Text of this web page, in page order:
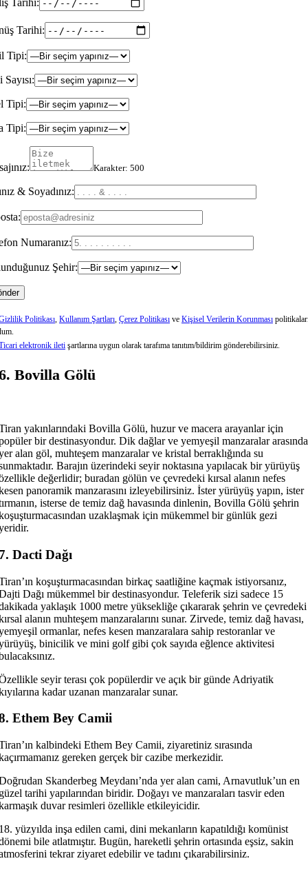
Tarihi:
Tipi:
Tipi:
Tipi:
Karakter: 500
& Soyadınız:
Numaranız:
Şehir:
Politikası, Kullanım Şartları, Çerez Politikası ve Kişisel Verilerin Korunması
elektronik ileti şartlarına uygun olarak tarafıma tanıtım/bildirim gönderebilirsiniz.
Bovilla Gölü
yakınlarındaki Bovilla Gölü, huzur ve macera arayanlar için
bir destinasyondur. Dik dağlar ve yemyeşil manzaralar arasında
alan göl, muhteşem manzaralar ve kristal berraklığında su
Barajın üzerindeki seyir noktasına yapılacak bir yürüyüş
değerlidir; buradan gölün ve çevredeki kırsal alanın nefes
panoramik manzarasını izleyebilirsiniz. İster yürüyüş yapın, ister
isterse de temiz dağ havasında dinlenin, Bovilla Gölü şehrin
uzaklaşmak için mükemmel bir günlük gezi
Dacti Dağı
koşuşturmacasından birkaç saatliğine kaçmak istiyorsanız,
Dağı mükemmel bir destinasyondur. Teleferik sizi sadece 15
yaklaşık 1000 metre yüksekliğe çıkararak şehrin ve çevredeki
alanın muhteşem manzaralarını sunar. Zirvede, temiz dağ havası,
ormanlar, nefes kesen manzaralara sahip restoranlar ve
binicilik ve mini golf gibi çok sayıda eğlence aktivitesi
seyir terası çok popülerdir ve açık bir günde Adriyatik
kadar uzanan manzaralar sunar.
Ethem Bey Camii
kalbindeki Ethem Bey Camii, ziyaretiniz sırasında
gereken gerçek bir cazibe merkezidir.
Skanderbeg Meydanı’nda yer alan cami, Arnavutluk’un en
tarihi yapılarından biridir. Doğayı ve manzaraları tasvir eden
duvar resimleri özellikle etkileyicidir.
yüzyılda inşa edilen cami, dini mekanların kapatıldığı komünist
bile atlatmıştır. Bugün, hareketli şehrin ortasında eşsiz, sakin
tekrar ziyaret edebilir ve tadını çıkarabilirsiniz.